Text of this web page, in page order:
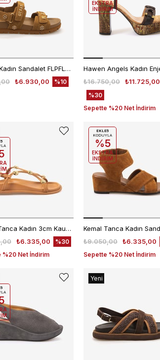
Guess Kadın Sandalet FLPFLOESU03
₺6.930,00
%10
₺11.725,00
₺16.750,00
%30
Sepette %20 Net İndirim
EKSTRA
İNDİRİM
Kemal Tanca Kadın 3cm Kauçuk Tabanlı Gold Top Detaylı Bilekten Bantlı Deri Taba Sandalet 0623
₺6.335,00
%30
%20 Net İndirim
₺6.335,00
₺9.050,00
Sepette %20 Net İndirim
EKLE5
KODUYLA
%5
EKSTRA
İNDİRİM
Yeni